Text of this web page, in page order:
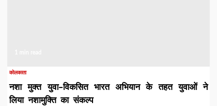
कोलकाता
नशा मुक्त युवा–विकसित भारत अभियान के तहत युवाओं ने
लिया नशामुक्ति का संकल्प